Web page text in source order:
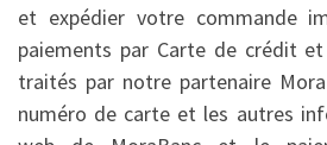
et expédier votre commande
paiements par Carte de crédit
traités par notre partenaire
numéro de carte et les autres